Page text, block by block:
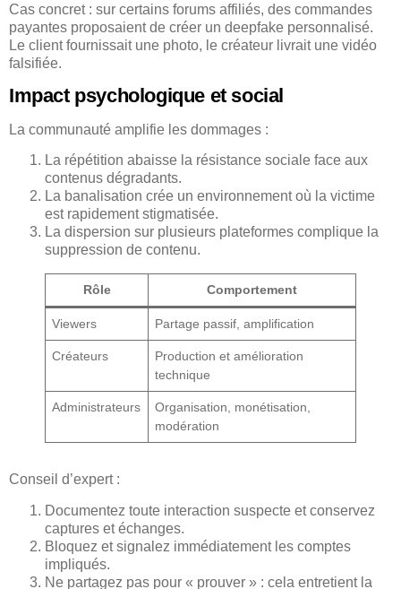
Cas concret : sur certains forums affiliés, des commandes
payantes proposaient de créer un deepfake personnalisé.
Le client fournissait une photo, le créateur livrait une vidéo
falsifiée.
Impact psychologique et social
La communauté amplifie les dommages :
La répétition abaisse la résistance sociale face aux
contenus dégradants.
La banalisation crée un environnement où la victime
est rapidement stigmatisée.
La dispersion sur plusieurs plateformes complique la
suppression de contenu.
Rôle Comportement
Viewers Partage passif, amplification
Créateurs
Production et amélioration
technique
Administrateurs
Organisation, monétisation,
modération
Conseil d’expert :
Documentez toute interaction suspecte et conservez
captures et échanges.
Bloquez et signalez immédiatement les comptes
impliqués.
Ne partagez pas pour « prouver » : cela entretient la